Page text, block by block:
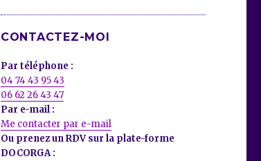
CONTACTEZ-MOI
Par téléphone :
04 74 43 95 43
06 62 26 43 47
Par e-mail :
Me contacter par e-mail
Ou prenez un RDV sur la plate-forme
DOCORGA :